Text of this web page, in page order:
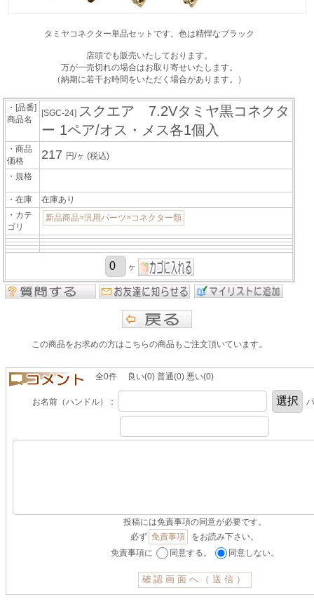
タミヤコネクター単品セットです。色は精悍なブラック
店頭でも販売いたしております。
万が一売切れの場合はお取り寄せいたします。
（納期に若干お時間をいただく場合があります。）
・[品番]
商品名
[SGC-24] スクエア 7.2Vタミヤ黒コネクタ
ー 1ペア/オス・メス各1個入
・商品
価格
217 円/ヶ(税込)
・規格
・在庫
在庫あり
・カテ
ゴリ
新品商品>汎用パーツ>コネクター類
ヶ
この商品をお求めの方はこちらの商品もご注文頂いています。
全0件 良い(0) 普通(0) 悪い(0)
お名前（ハンドル）：
投稿には免責事項の同意が必要です。
必ず 免責事項
をお読み下さい。
免責事項に
同意する。 同意しない。